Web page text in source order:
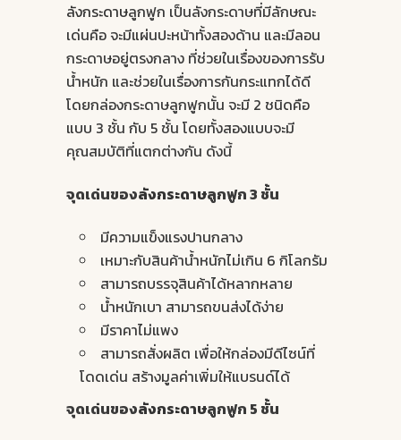
ลังกระดาษลูกฟูก เป็นลังกระดาษที่มีลักษณะ
เด่นคือ จะมีแผ่นปะหน้าทั้งสองด้าน และมีลอน
กระดาษอยู่ตรงกลาง ที่ช่วยในเรื่องของการรับ
น้ำหนัก และช่วยในเรื่องการกันกระแทกได้ดี
โดยกล่องกระดาษลูกฟูกนั้น จะมี 2 ชนิดคือ
แบบ 3 ชั้น กับ 5 ชั้น โดยทั้งสองแบบจะมี
คุณสมบัติที่แตกต่างกัน ดังนี้
จุดเด่นของลังกระดาษลูกฟูก 3 ชั้น
มีความแข็งแรงปานกลาง
เหมาะกับสินค้าน้ำหนักไม่เกิน 6 กิโลกรัม
สามารถบรรจุสินค้าได้หลากหลาย
น้ำหนักเบา สามารถขนส่งได้ง่าย
มีราคาไม่แพง
สามารถสั่งผลิต เพื่อให้กล่องมีดีไซน์ที่
โดดเด่น สร้างมูลค่าเพิ่มให้แบรนด์ได้
จุดเด่นของลังกระดาษลูกฟูก 5 ชั้น